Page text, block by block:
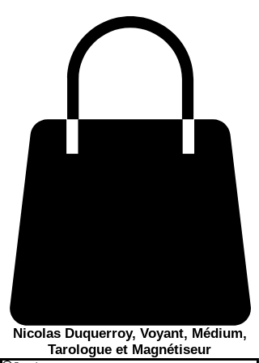
Nicolas Duquerroy, Voyant, Médium,
Tarologue et Magnétiseur